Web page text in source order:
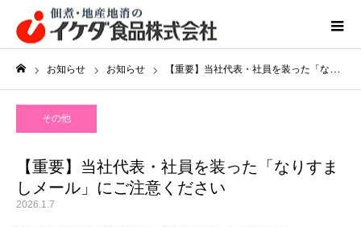
お知らせ お知らせ 【重要】当社代表・社員を装った「なりすましメール」にご注意ください
お知らせ
その他
【重要】当社代表・社員を装った「なりすま
しメール」にご注意ください
2026.1.7